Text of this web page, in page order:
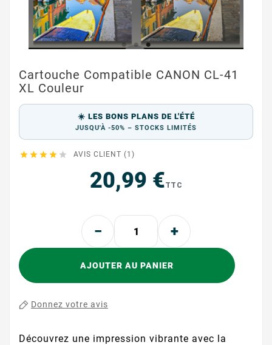
Cartouche Compatible CANON CL-41
XL Couleur
☀️ LES BONS PLANS DE L'ÉTÉ
JUSQU'À -50% – STOCKS LIMITÉS
     AVIS CLIENT (1)
20,99 €TTC
AJOUTER AU PANIER
Donnez votre avis
Découvrez une impression vibrante avec la